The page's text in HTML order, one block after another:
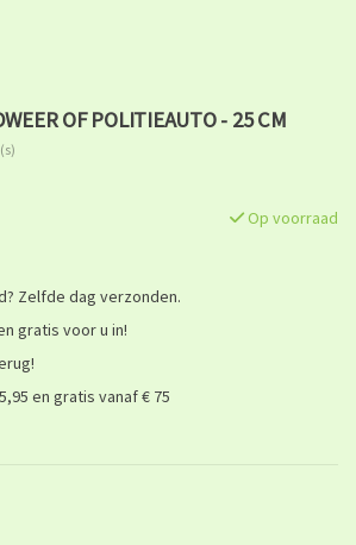
OF POLITIEAUTO - 25 CM
Op voorraad
Zelfde dag verzonden.
gratis voor u in!
en gratis vanaf € 75